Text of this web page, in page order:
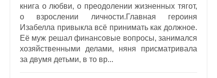
книга о любви, о преодолении жизненных тягот,
о взрослении личности.Главная героиня
Изабелла привыкла всё принимать как должное.
Её муж решал финансовые вопросы, занимался
хозяйственными делами, няня присматривала
за двумя детьми, в то вр...